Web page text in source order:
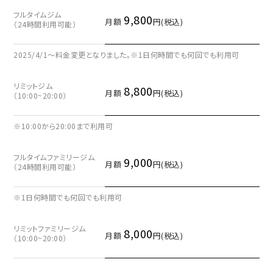
フルタイムジム
（24時間利用可能）
月額 9,800円(税込)
2025/4/1〜料金変更となりました。※1日何時間でも何回でも利用可
リミットジム
（10:00~20:00）
月額 8,800円(税込)
※10:00から20:00まで利用可
フルタイムファミリージム
（24時間利用可能）
月額 9,000円(税込)
※1日何時間でも何回でも利用可
リミットファミリージム
（10:00~20:00）
月額 8,000円(税込)